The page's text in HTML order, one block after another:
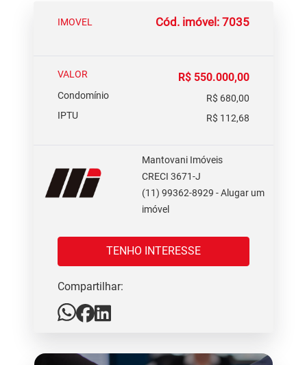
IMOVEL Cód. imóvel: 7035
VALOR R$ 550.000,00
Condomínio
R$ 680,00
IPTU
R$ 112,68
Mantovani Imóveis
CRECI 3671-J
(11) 99362-8929 - Alugar um
imóvel
TENHO INTERESSE
Compartilhar: